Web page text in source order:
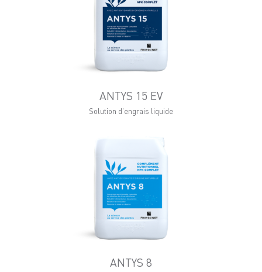
ANTYS 15 EV
Solution d'engrais liquide
ANTYS 8